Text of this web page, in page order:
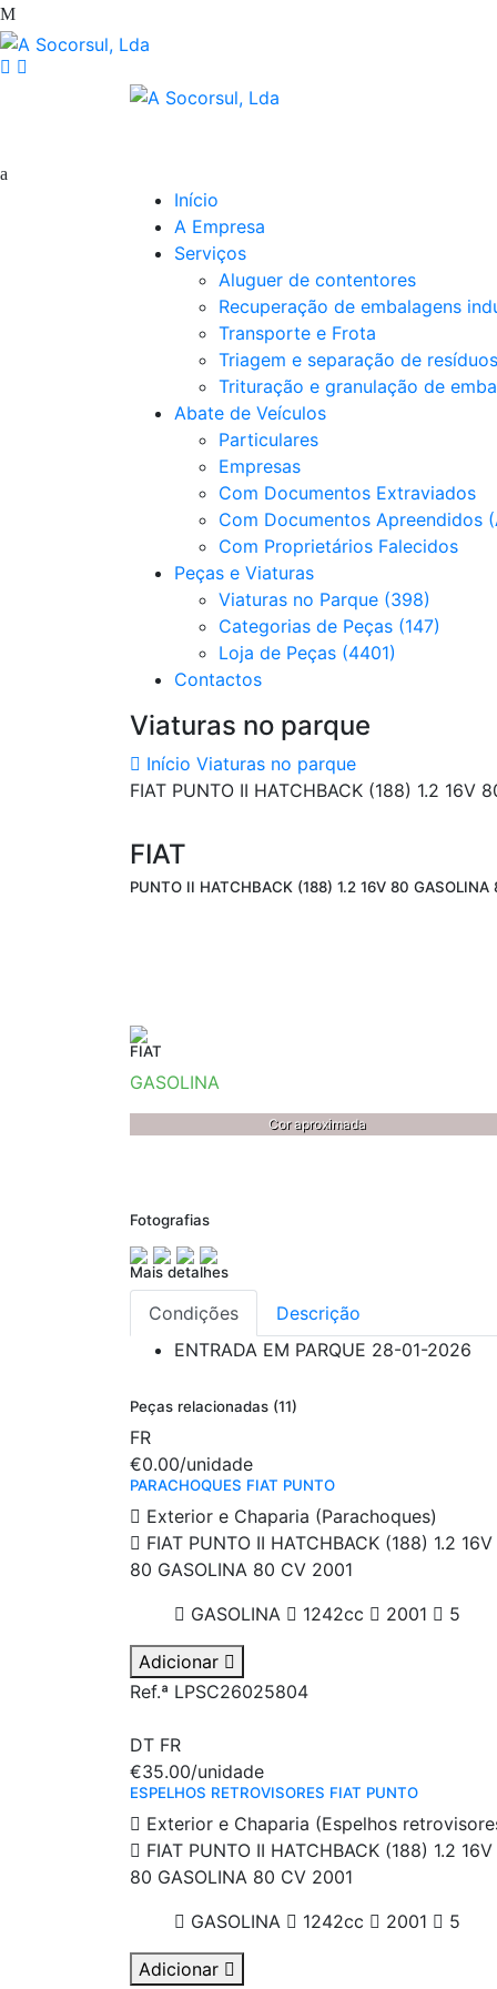
Início
A Empresa
Serviços
Aluguer de contentores
Recuperação de embalagens
Transporte e Frota
Triagem e separação de resíduos
Trituração e granulação de
Abate de Veículos
Particulares
Empresas
Com Documentos Extraviados
Com Documentos Apreendidos
Com Proprietários Falecidos
Peças e Viaturas
Viaturas no Parque (398)
Categorias de Peças (147)
Loja de Peças (4401)
Contactos
Viaturas no parque
Início Viaturas no parque
FIAT PUNTO II HATCHBACK (188) 1.2 16V
FIAT
PUNTO II HATCHBACK (188) 1.2 16V 80
FIAT
GASOLINA
Cor aproximada
Fotografias
Mais detalhes
Condições
Descrição
ENTRADA EM PARQUE 28-01-2026
Peças relacionadas (11)
FR
€0.00/unidade
PARACHOQUES FIAT PUNTO
Exterior e Chaparia (Parachoques)
FIAT PUNTO II HATCHBACK (188) 1.2 16V
80 GASOLINA 80 CV 2001
GASOLINA
1242cc 2001 5
Adicionar
Ref.ª LPSC26025804
DT FR
€35.00/unidade
ESPELHOS RETROVISORES FIAT PUNTO
Exterior e Chaparia (Espelhos
FIAT PUNTO II HATCHBACK (188) 1.2 16V
80 GASOLINA 80 CV 2001
GASOLINA
1242cc 2001 5
Adicionar